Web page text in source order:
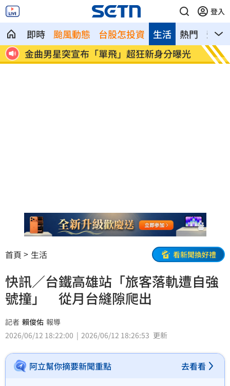
登入
即時 颱風動態 台股怎投資 熱門 影音
生活
金曲男星突宣布「單飛」超狂新身分曝光
Mina
舉
首頁 生活 看新聞換好禮
快訊／台鐵高雄站「旅客落軌遭自強
號撞」 從月台縫隙爬出
記者 賴俊佑 報導
2026/06/12 18:22:00
2026/06/12 18:26:53 更新
阿立幫你摘要新聞重點 去看看